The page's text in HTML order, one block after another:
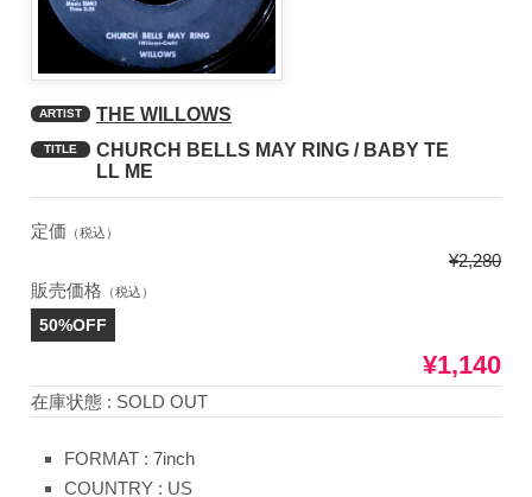
ARTIST THE WILLOWS
TITLE
CHURCH BELLS MAY RING / BABY TE
LL ME
定価 （税込）
¥2,280
販売価格 （税込）
50%OFF
¥1,140
在庫状態 : SOLD OUT
FORMAT : 7inch
COUNTRY : US